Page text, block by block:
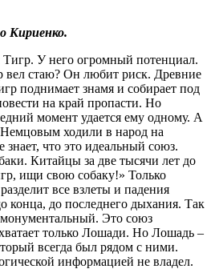
Кириенко.
Тигр. У него огромный потенциал.
вел стаю? Он любит риск. Древние
поднимает знамя и собирает под
на край пропасти. Но
момент удается ему одному. А
ходили в народ на
что это идеальный союз.
Китайцы за две тысячи лет до
ищи свою собаку!» Только
все взлеты и падения
конца, до последнего дыхания. Так
Это союз
только Лошади. Но Лошадь –
всегда был рядом с ними.
информацией не владел.